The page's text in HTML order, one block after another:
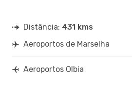
Distância: 431 kms
Aeroportos de Marselha
Aeroportos Olbia